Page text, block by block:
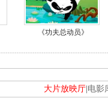
《功夫总动员》
大片放映厅 电影